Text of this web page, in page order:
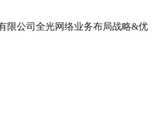
限公司全光网络业务布局战略&优